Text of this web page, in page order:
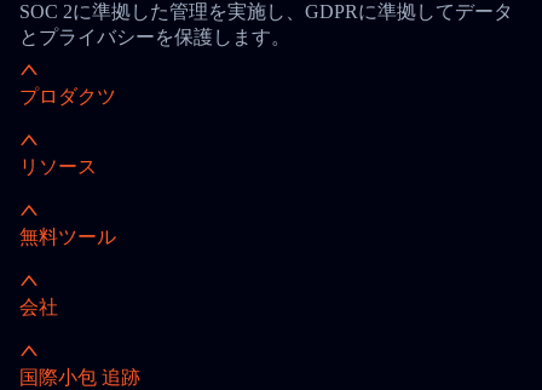
SOC 2に準拠した管理を実施し、GDPRに準拠してデータ
とプライバシーを保護します。
プロダクツ
リソース
無料ツール
会社
国際小包 追跡